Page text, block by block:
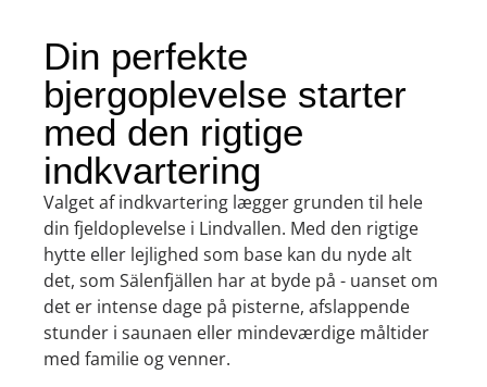
Din perfekte
bjergoplevelse starter
med den rigtige
indkvartering
Valget af indkvartering lægger grunden til hele
din fjeldoplevelse i Lindvallen. Med den rigtige
hytte eller lejlighed som base kan du nyde alt
det, som Sälenfjällen har at byde på - uanset om
det er intense dage på pisterne, afslappende
stunder i saunaen eller mindeværdige måltider
med familie og venner.